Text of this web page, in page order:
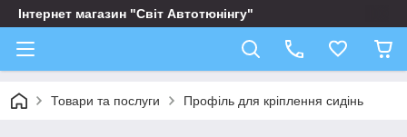
Інтернет магазин "Світ Автотюнінгу"
Товари та послуги Профіль для кріплення сидінь